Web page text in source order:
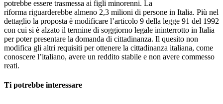
potrebbe essere trasmessa ai figli minorenni. La
riforma riguarderebbe almeno 2,3 milioni di persone in Italia. Più nel
dettaglio la proposta è modificare l’articolo 9 della legge 91 del 1992
con cui si è alzato il termine di soggiorno legale ininterrotto in Italia
per poter presentare la domanda di cittadinanza. Il quesito non
modifica gli altri requisiti per ottenere la cittadinanza italiana, come
conoscere l’italiano, avere un reddito stabile e non avere commesso
reati.
Ti potrebbe interessare